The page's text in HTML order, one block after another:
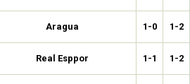
Aragua 1-0 1-2
Real Esppor 1-1 1-2